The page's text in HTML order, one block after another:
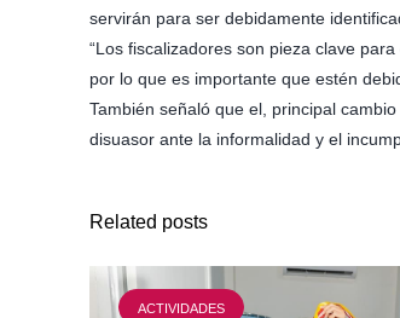
servirán para ser debidamente
“Los fiscalizadores son pieza clave
por lo que es importante que estén
También señaló que el, principal
disuasor ante la informalidad y el
Related posts
ACTIVIDADES